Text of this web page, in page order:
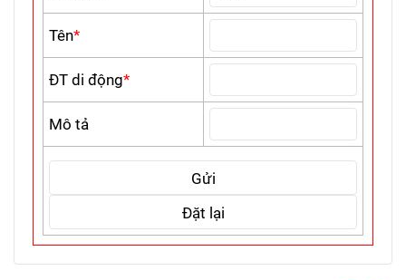
Tên*
ĐT di động*
Mô tả